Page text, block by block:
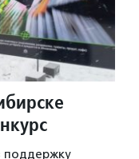
поддержку